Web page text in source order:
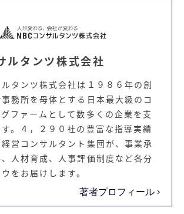
ルタンツ株式会社
タンツ株式会社は１９８６年の創
務所を母体とする日本最大級のコ
ファームとして数多くの企業を支
。４，２９０社の豊富な指導実績
営コンサルタント集団が、事業承
人材育成、人事評価制度など各分
をお届けします。
著者プロフィール